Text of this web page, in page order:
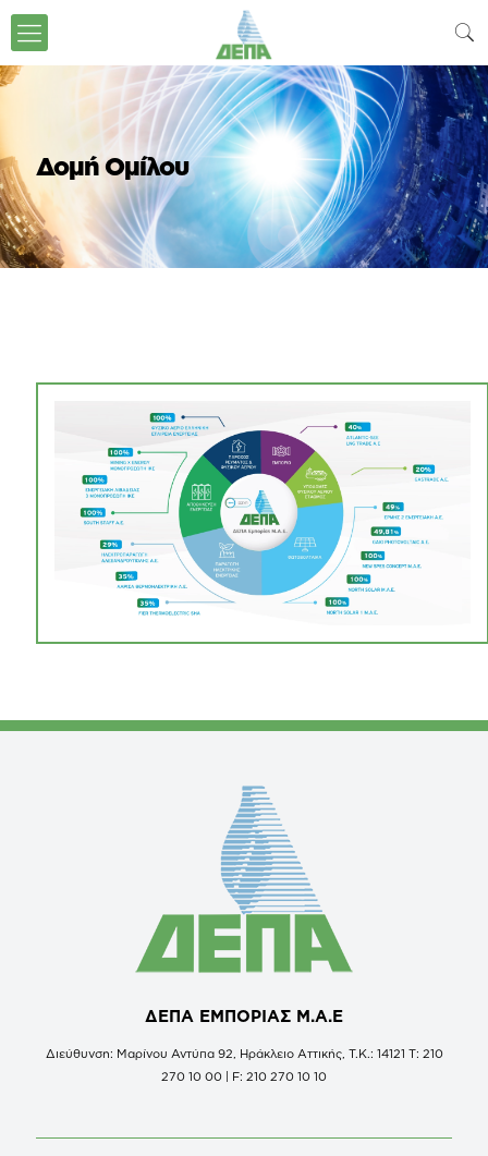
Δομή Ομίλου
ΔΕΠΑ ΕΜΠΟΡΙΑΣ Μ.Α.Ε
Διεύθυνση: Μαρίνου Αντύπα 92, Ηράκλειο Αττικής, Τ.Κ.: 14121 Τ: 210
270 10 00 | F: 210 270 10 10